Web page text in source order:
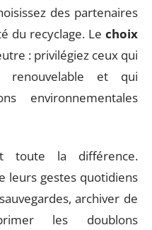
des partenaires
du recyclage. Le choix
: privilégiez ceux qui
renouvelable et qui
environnementales
toute la différence.
leurs gestes quotidiens
archiver de
les doublons